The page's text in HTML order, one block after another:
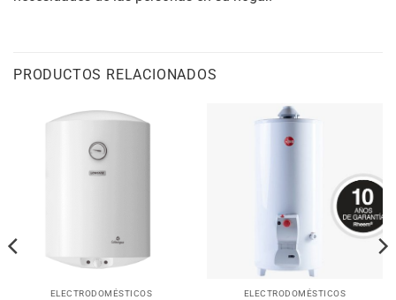
PRODUCTOS RELACIONADOS
ELECTRODOMÉSTICOS ELECTRODOMÉSTICOS